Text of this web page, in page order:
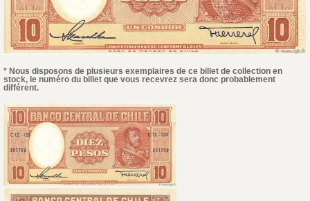
* Nous disposons de plusieurs exemplaires de ce billet de collection en
stock, le numéro du billet que vous recevrez sera donc probablement
différent.